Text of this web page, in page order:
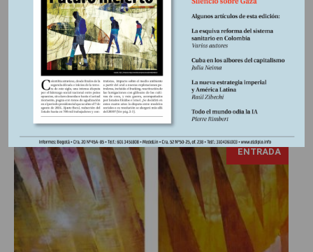
proyecto minero. En las sociedades existen
contradicciones negociables, realidades que pueden
transformarse sin que implique la desaparición a
colectividades humanas y sus formas históricas de
organización. Contrariamente existen valores...
ENTRADA